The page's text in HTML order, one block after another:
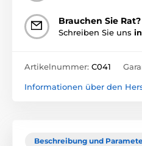
Brauchen Sie Rat?
Schreiben Sie uns
Artikelnummer: C041
Informationen über den
Beschreibung und